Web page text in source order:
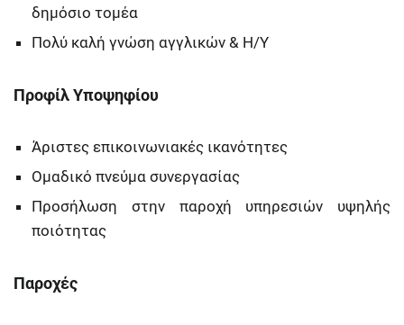
δημόσιο τομέα
Πολύ καλή γνώση αγγλικών & Η/Υ
Προφίλ Υποψηφίου
Άριστες επικοινωνιακές ικανότητες
Ομαδικό πνεύμα συνεργασίας
Προσήλωση στην παροχή υπηρεσιών υψηλής
ποιότητας
Παροχές